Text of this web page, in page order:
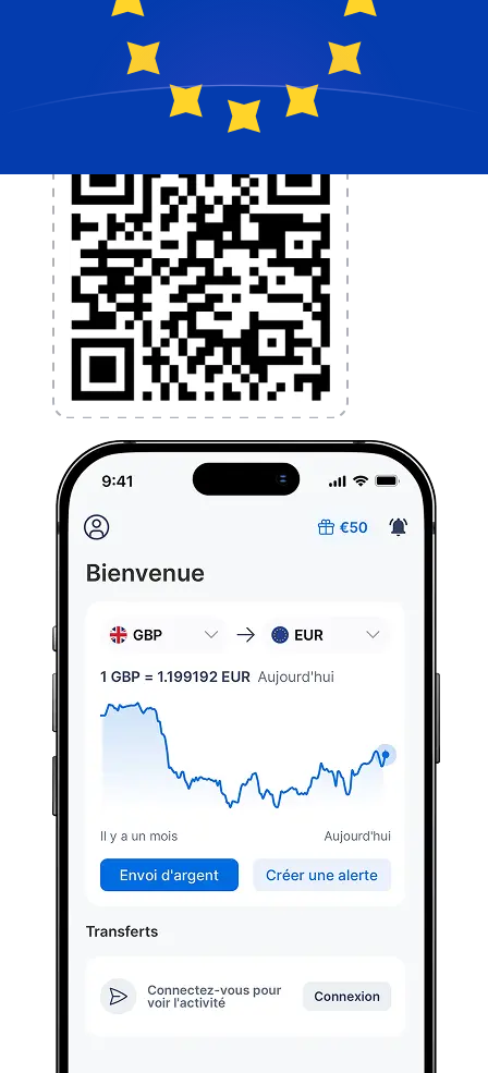
l'argent à l'étranger sans frais cachés. Téléchargez
l'application dès aujourd'hui !